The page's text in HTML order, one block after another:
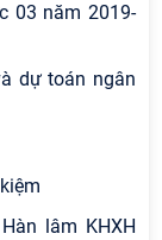
03 năm 2019-
dự toán ngân
lâm KHXH